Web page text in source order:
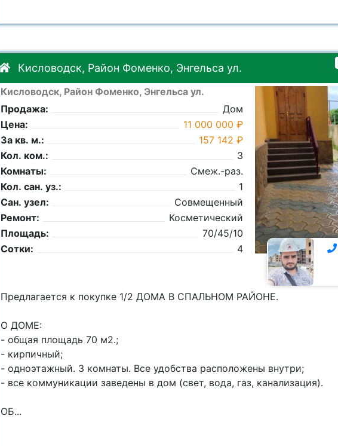
Кисловодск, Район Фоменко, Энгельса ул.
Кисловодск, Район Фоменко, Энгельса ул.
Продажа:
Дом
Цена:
11 000 000 ₽
За кв. м.:
157 142 ₽
Кол. ком.:
3
Комнаты:
Смеж.-раз.
Кол. сан. уз.:
1
Сан. узел:
Совмещенный
Ремонт:
Косметический
Площадь:
70/45/10
Сотки:
4
8 928 307-4111
Предлагается к покупке 1/2 ДОМА В СПАЛЬНОМ РАЙОНЕ.
О ДОМЕ:
- общая площадь 70 м2.;
- кирпичный;
- одноэтажный. 3 комнаты. Все удобства расположены внутри;
- все коммуникации заведены в дом (свет, вода, газ, канализация).
ОБ...